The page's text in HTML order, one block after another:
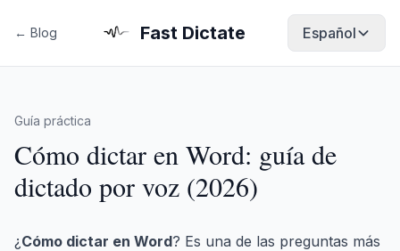
← Blog Fast Dictate Español
Guía práctica
Cómo dictar en Word: guía de
dictado por voz (2026)
¿Cómo dictar en Word? Es una de las preguntas más